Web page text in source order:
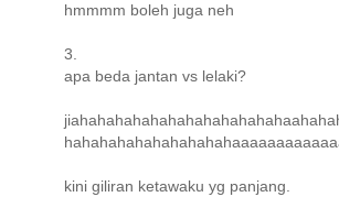
hmmmm boleh juga neh
3.
apa beda jantan vs lelaki?
kini giliran ketawaku yg panjang.